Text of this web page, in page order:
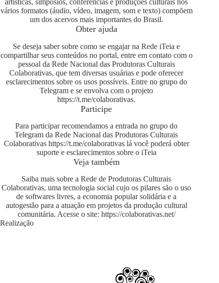
artísticas, simpósios, conferências e produções culturais nos
vários formatos (áudio, vídeo, imagem, som e texto) compõem
um dos acervos mais importantes do Brasil.
Obter ajuda
Se deseja saber sobre como se engajar na Rede iTeia e
compartilhar seus conteúdos no portal, entre em contato com o
pessoal da Rede Nacional das Produtoras Culturais
Colaborativas, que tem diversas usuárias e pode oferecer
esclarecimentos sobre os usos possíveis. Entre no grupo do
Telegram e se envolva com o projeto
https://t.me/colaborativas.
Participe
Para participar recomendamos a entrada no grupo do
Telegram da Rede Nacional das Produtoras Culturais
Colaborativas https://t.me/colaborativaslá você poderá obter
suporte e esclarecimentos sobre o iTeia
Veja também
Saiba mais sobre a Rede de Produtoras Culturais
Colaborativas, uma tecnologia social cujo os pilares são o uso
de softwares livres, a economia popular solidária e a
autogestão para a atuação em projetos da produção cultural
comunitária. Acesse o site: https://colaborativas.net/
Realização